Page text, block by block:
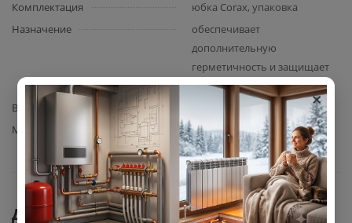
Комплектация
юбка Corax, упаковка
Назначение
обеспечивает
дополнительную
герметичность и защищает
от осадков проем кровли
Вид комплектующего
Материал изготовления
нержавеющая сталь AISI 430
Документы
×